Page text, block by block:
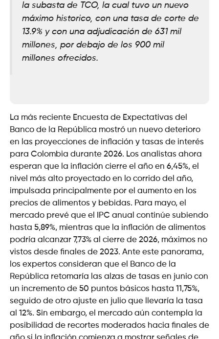
la subasta de TCO, la cual tuvo un nuevo
máximo historico, con una tasa de corte de
13.9% y con una adjudicación de 631 mil
millones, por debajo de los 900 mil
millones ofrecidos.
La más reciente Encuesta de Expectativas del
Banco de la República mostró un nuevo deterioro
en las proyecciones de inflación y tasas de interés
para Colombia durante 2026. Los analistas ahora
esperan que la inflación cierre el año en 6,45%, el
nivel más alto proyectado en lo corrido del año,
impulsada principalmente por el aumento en los
precios de alimentos y bebidas. Para mayo, el
mercado prevé que el IPC anual continúe subiendo
hasta 5,89%, mientras que la inflación de alimentos
podría alcanzar 7,73% al cierre de 2026, máximos no
vistos desde finales de 2023. Ante este panorama,
los expertos consideran que el Banco de la
República retomaría las alzas de tasas en junio con
un incremento de 50 puntos básicos hasta 11,75%,
seguido de otro ajuste en julio que llevaría la tasa
al 12%. Sin embargo, el mercado aún contempla la
posibilidad de recortes moderados hacia finales de